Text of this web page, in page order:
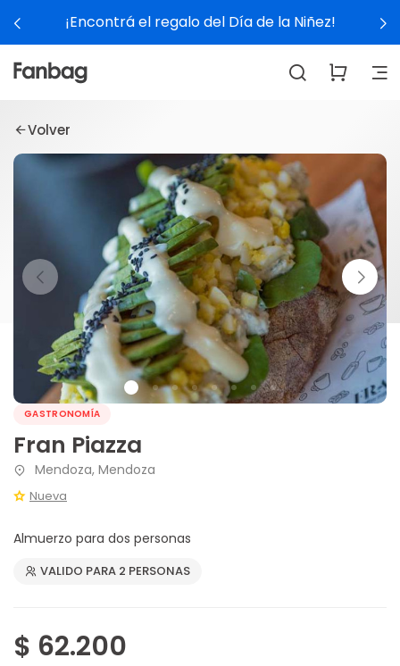
¡Encontrá el regalo del Día de la Niñez!
Volver
GASTRONOMÍA
Fran Piazza
Mendoza, Mendoza
Nueva
Almuerzo para dos personas
VALIDO PARA 2 PERSONAS
$ 62.200